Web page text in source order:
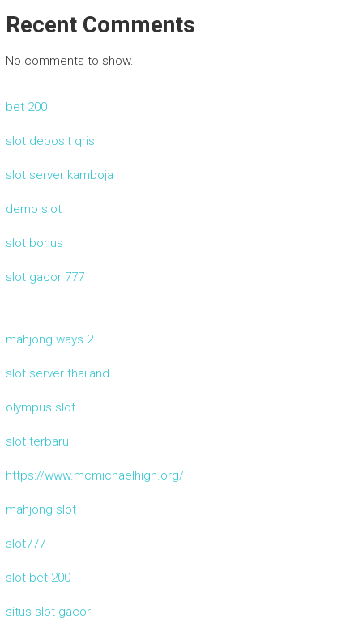
Recent Comments
No comments to show.
bet 200
slot deposit qris
slot server kamboja
demo slot
slot bonus
slot gacor 777
mahjong ways 2
slot server thailand
olympus slot
slot terbaru
https://www.mcmichaelhigh.org/
mahjong slot
slot777
slot bet 200
situs slot gacor